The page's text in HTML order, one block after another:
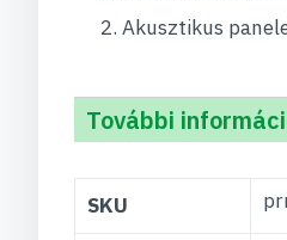
Akusztikus
További
információ
SKU